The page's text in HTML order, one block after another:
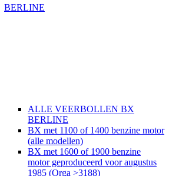
BERLINE
ALLE VEERBOLLEN BX
BERLINE
BX met 1100 of 1400 benzine motor
(alle modellen)
BX met 1600 of 1900 benzine
motor geproduceerd voor augustus
1985 (Orga >3188)